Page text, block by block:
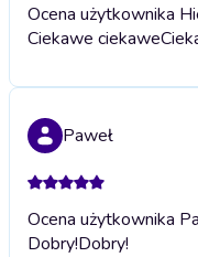
Ocena użytkownika
Ciekawe ciekawe
Paweł
Ocena użytkownika
Dobry!Dobry!